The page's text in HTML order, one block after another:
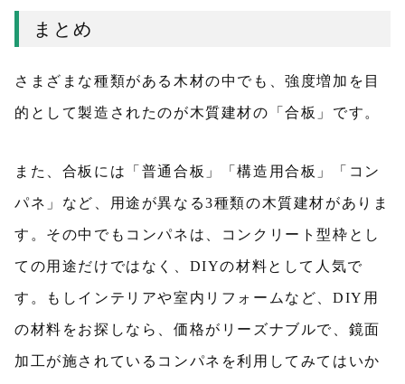
まとめ
さまざまな種類がある木材の中でも、強度増加を目
的として製造されたのが木質建材の「合板」です。
また、合板には「普通合板」「構造用合板」「コン
パネ」など、用途が異なる3種類の木質建材がありま
す。その中でもコンパネは、コンクリート型枠とし
ての用途だけではなく、DIYの材料として人気で
す。もしインテリアや室内リフォームなど、DIY用
の材料をお探しなら、価格がリーズナブルで、鏡面
加工が施されているコンパネを利用してみてはいか